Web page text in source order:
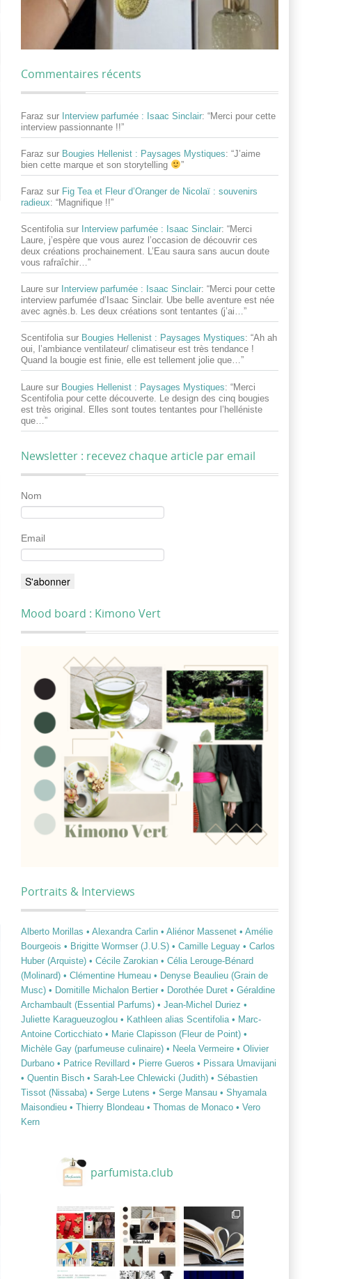
Commentaires récents
Faraz sur Interview parfumée : Isaac Sinclair: “Merci pour cette
interview passionnante !!”
Faraz sur Bougies Hellenist : Paysages Mystiques: “J’aime
bien cette marque et son storytelling
”
Faraz sur Fig Tea et Fleur d’Oranger de Nicolaï : souvenirs
radieux: “Magnifique !!”
Scentifolia sur Interview parfumée : Isaac Sinclair: “Merci
Laure, j’espère que vous aurez l’occasion de découvrir ces
deux créations prochainement. L’Eau saura sans aucun doute
vous rafraîchir…”
Laure sur Interview parfumée : Isaac Sinclair: “Merci pour cette
interview parfumée d’Isaac Sinclair. Ube belle aventure est née
avec agnès.b. Les deux créations sont tentantes (j’ai…”
Scentifolia sur Bougies Hellenist : Paysages Mystiques: “Ah ah
oui, l’ambiance ventilateur/ climatiseur est très tendance !
Quand la bougie est finie, elle est tellement jolie que…”
Laure sur Bougies Hellenist : Paysages Mystiques: “Merci
Scentifolia pour cette découverte. Le design des cinq bougies
est très original. Elles sont toutes tentantes pour l’helléniste
que… ”
Newsletter : recevez chaque article par email
Nom
Email
Mood board : Kimono Vert
Portraits & Interviews
Alberto Morillas • Alexandra Carlin • Aliénor Massenet • Amélie
Bourgeois • Brigitte Wormser (J.U.S) • Camille Leguay • Carlos
Huber (Arquiste) • Cécile Zarokian • Célia Lerouge-Bénard
(Molinard) • Clémentine Humeau • Denyse Beaulieu (Grain de
Musc) • Domitille Michalon Bertier • Dorothée Duret • Géraldine
Archambault (Essential Parfums) • Jean-Michel Duriez •
Juliette Karagueuzoglou • Kathleen alias Scentifolia • Marc-
Antoine Corticchiato • Marie Clapisson (Fleur de Point) •
Michèle Gay (parfumeuse culinaire) • Neela Vermeire • Olivier
Durbano • Patrice Revillard • Pierre Gueros • Pissara Umavijani
• Quentin Bisch • Sarah-Lee Chlewicki (Judith) • Sébastien
Tissot (Nissaba) • Serge Lutens • Serge Mansau • Shyamala
Maisondieu • Thierry Blondeau • Thomas de Monaco • Vero
Kern
parfumista.club